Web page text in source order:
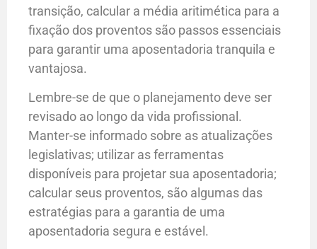
transição, calcular a média aritimética para a
fixação dos proventos são passos essenciais
para garantir uma aposentadoria tranquila e
vantajosa.
Lembre-se de que o planejamento deve ser
revisado ao longo da vida profissional.
Manter-se informado sobre as atualizações
legislativas; utilizar as ferramentas
disponíveis para projetar sua aposentadoria;
calcular seus proventos, são algumas das
estratégias para a garantia de uma
aposentadoria segura e estável.